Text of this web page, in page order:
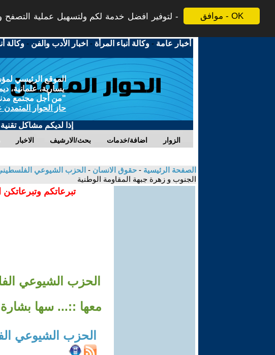
موافق - OK
لتوفير افضل خدمة لكم ولتسهيل عملية التصفح
أخبار عامة -وكالة أنباء المرأة - اخبار الأدب والفن -وكالة
الموقع الرئيسي
يسارية، علمانية،
"من أجل مجتمع
حاز الحوار المتمدن
إذا لديكم مشاكل
الاخبار بحث/الارشيف اضافة/خدمات الزوار
الصفحة الرئيسية - حقوق الانسان - الحزب الشيوعي
الجنوب و زهرة جبهة المقاومة الوطنية
تبرعاتكم
الحزب الشيوعي
معها ::... سها بشارة
الحزب الشيوعي